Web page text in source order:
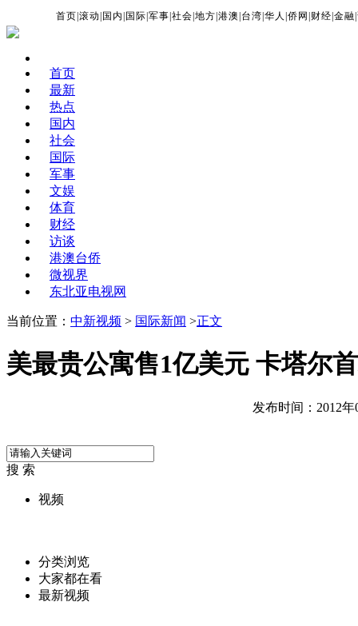
首页 |滚动 国内 国际 |军事 |社会 |地方 |港澳 台湾 |华人 |侨网 财经 |金融 |
首页
最新
热点
国内
社会
国际
军事
文娱
体育
财经
访谈
港澳台侨
微视界
东北亚电视网
当前位置： 中新视频 > 国际新闻 >正文
美最贵公寓售1亿美元 卡塔尔
发布时间：2012年
搜 索
视频
分类浏览
大家都在看
最新视频